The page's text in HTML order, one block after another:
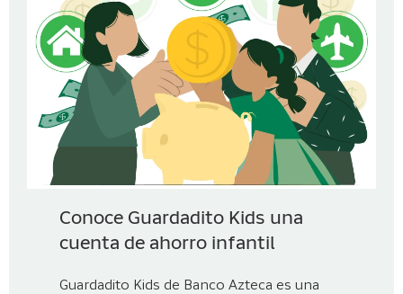
Conoce Guardadito Kids una
cuenta de ahorro infantil
Guardadito Kids de Banco Azteca es una